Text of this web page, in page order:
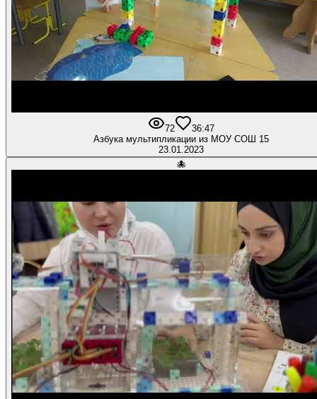
72 36:47
Азбука мультипликации из МОУ СОШ 15
23.01.2023
🐙